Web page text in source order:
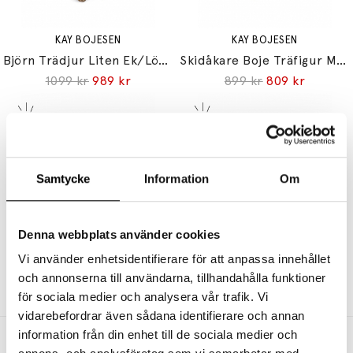
Samtycke Information Om
Denna webbplats använder cookies
Vi använder enhetsidentifierare för att anpassa innehållet
och annonserna till användarna, tillhandahålla funktioner
för sociala medier och analysera vår trafik. Vi
vidarebefordrar även sådana identifierare och annan
information från din enhet till de sociala medier och
KAY BOJESEN
Björn Trädjur Liten Ek/Lönn
1099 kr 989 kr
KAY BOJESEN
Skidåkare Boje Träfigur Multi
899 kr 809 kr
KAY BOJESEN
Herdinnan Träfigur Ljusblå
1099 kr 989 kr
799 kr 719 kr